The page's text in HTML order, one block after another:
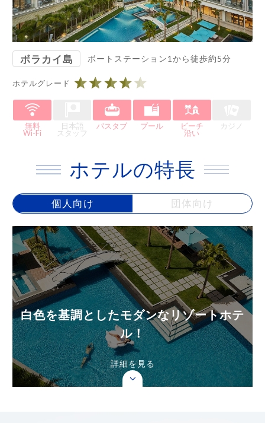
ボラカイ島 ボートステーション1から徒歩約5分
ホテルグレード
無料
Wi-Fi
日本語
スタッフ
バスタブ プール
ビーチ
沿い
カジノ
ホテルの特長
個人向け 団体向け
詳細を見る
白色を基調としたモダンなリゾートホテ
ル！